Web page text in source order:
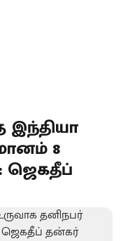
இந்தியா
8
ஜெகதீப்